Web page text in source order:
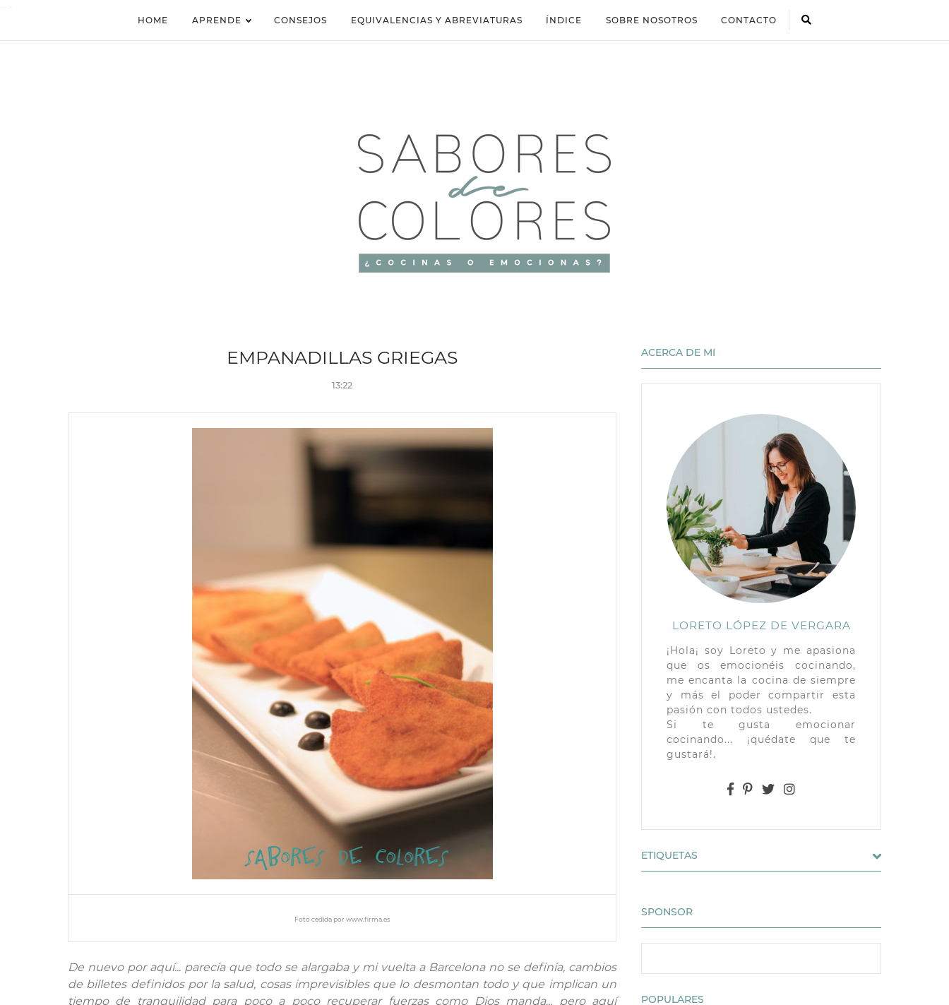
HOME APRENDE CONSEJOS EQUIVALENCIAS Y ABREVIATURAS ÍNDICE SOBRE NOSOTROS CONTACTO
EMPANADILLAS GRIEGAS
13:22
Foto cedida por www.firma.es
De nuevo por aquí... parecía que todo se alargaba y mi vuelta a Barcelona no se definía, cambios
de billetes definidos por la salud, cosas imprevisibles que lo desmontan todo y que implican un
tiempo de tranquilidad para poco a poco recuperar fuerzas como Dios manda... pero aquí
ACERCA DE MI
LORETO LÓPEZ DE VERGARA
¡Hola¡ soy Loreto y me apasiona
que os emocionéis cocinando,
me encanta la cocina de siempre
y más el poder compartir esta
pasión con todos ustedes.
Si te gusta emocionar
cocinando... ¡quédate que te
gustará!.
ETIQUETAS
SPONSOR
POPULARES